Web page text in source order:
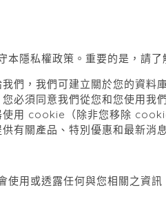
本隱私權政策。重要的是，請了
們，我們可建立關於您的資料
必須同意我們從您和您使用我
用 cookie （除非您移除
有關產品、特別優惠和最新消
使用或透露任何與您相關之資